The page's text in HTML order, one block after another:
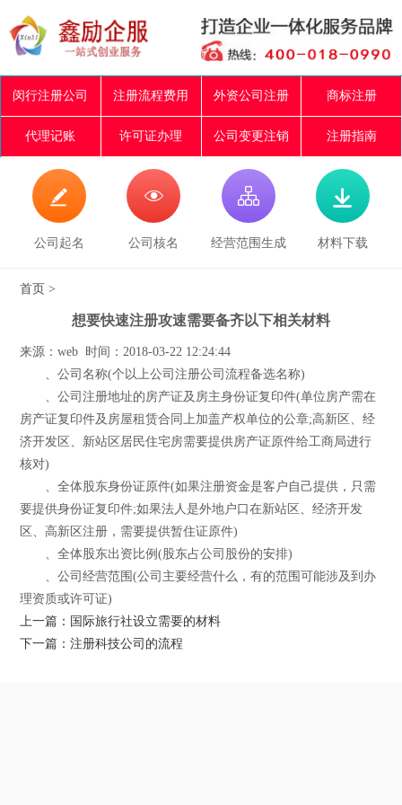
闵行注册公司 注册流程费用 外资公司注册 商标注册
代理记账 许可证办理 公司变更注销 注册指南

公司起名

公司核名

经营范围生成

材料下载
首页 >
想要快速注册攻速需要备齐以下相关材料
来源：web 时间：2018-03-22 12:24:44
、公司名称(个以上公司注册公司流程备选名称)
、公司注册地址的房产证及房主身份证复印件(单位房产需在
房产证复印件及房屋租赁合同上加盖产权单位的公章;高新区、经
济开发区、新站区居民住宅房需要提供房产证原件给工商局进行
核对)
、全体股东身份证原件(如果注册资金是客户自己提供，只需
要提供身份证复印件;如果法人是外地户口在新站区、经济开发
区、高新区注册，需要提供暂住证原件)
、全体股东出资比例(股东占公司股份的安排)
、公司经营范围(公司主要经营什么，有的范围可能涉及到办
理资质或许可证)
上一篇：国际旅行社设立需要的材料
下一篇：注册科技公司的流程